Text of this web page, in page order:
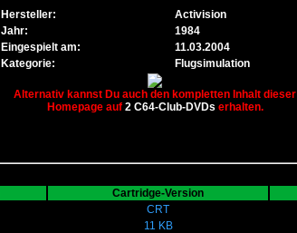
Hersteller:
Activision
Jahr:
1984
Eingespielt am:
11.03.2004
Kategorie:
Flugsimulation
Alternativ kannst Du auch den kompletten Inhalt dieser
Homepage auf 2 C64-Club-DVDs erhalten.
Cartridge-Version
CRT
11 KB